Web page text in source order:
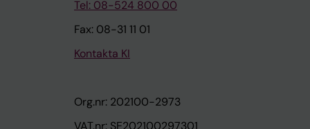
Tel: 08-524 800 00
Fax: 08-31 11 01
Kontakta KI
Org.nr: 202100-2973
VAT.nr: SE202100297301